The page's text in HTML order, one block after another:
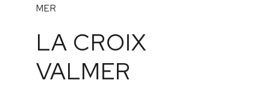
MER
LA CROIX
VALMER